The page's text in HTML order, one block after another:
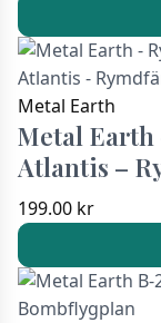
Metal Earth
Metal Earth
Atlantis –
199.00 kr